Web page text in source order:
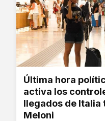
Última hora
activa los
llegados de Italia
Meloni